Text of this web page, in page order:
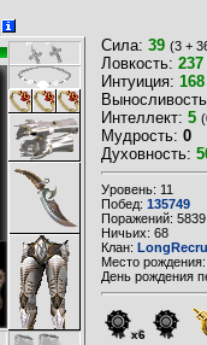
Сила: 39 (3 +
Ловкость: 237
Интуиция: 168
Интеллект: 5
Мудрость: 0
Духовность:
Уровень: 11
Побед: 135749
Поражений: 5839
Ничьих: 68
Клан:
Место рождения:
День рождения
x6